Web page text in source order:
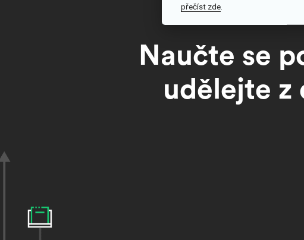
Naučte se
udělejte z
přečíst zde